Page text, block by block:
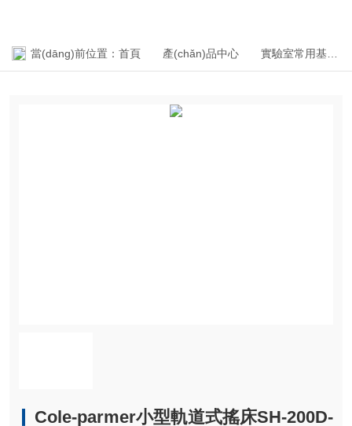
當(dāng)前位置： 首頁 產(chǎn)品中心 實驗室常用基礎(chǔ)設(shè)備
Cole-parmer小型軌道式搖床SH-200D-